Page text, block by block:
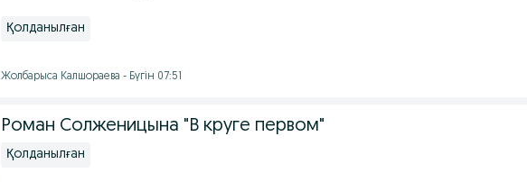
Қолданылған
Жолбарыса Калшораева - Бүгін 07:51
Роман Солженицына "В круге первом"
Қолданылған